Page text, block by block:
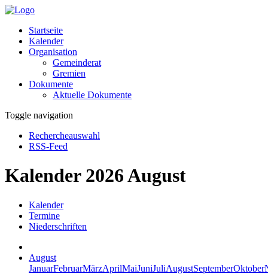
Startseite
Kalender
Organisation
Gemeinderat
Gremien
Dokumente
Aktuelle Dokumente
Toggle navigation
Rechercheauswahl
RSS-Feed
Kalender 2026 August
Kalender
Termine
Niederschriften
August
JanuarFebruarMärzAprilMaiJuniJuliAugustSeptemberOktober